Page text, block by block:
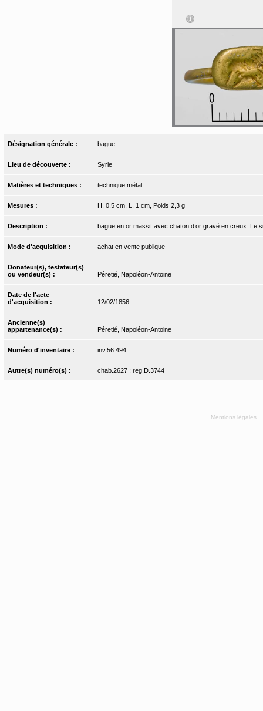
Désignation générale : bague
Lieu de découverte : Syrie
Matières et techniques : technique métal
Mesures : H. 0,5 cm, L. 1 cm, Poids 2,3 g
Description : bague en or massif avec chaton d’or gravé en creux. Le
Mode d'acquisition : achat en vente publique
Donateur(s), testateur(s)
ou vendeur(s) :
Péretié, Napoléon-Antoine
Date de l'acte
d'acquisition :
12/02/1856
Ancienne(s)
appartenance(s) :
Péretié, Napoléon-Antoine
Numéro d'inventaire : inv.56.494
Autre(s) numéro(s) : chab.2627 ; reg.D.3744
Mentions légales